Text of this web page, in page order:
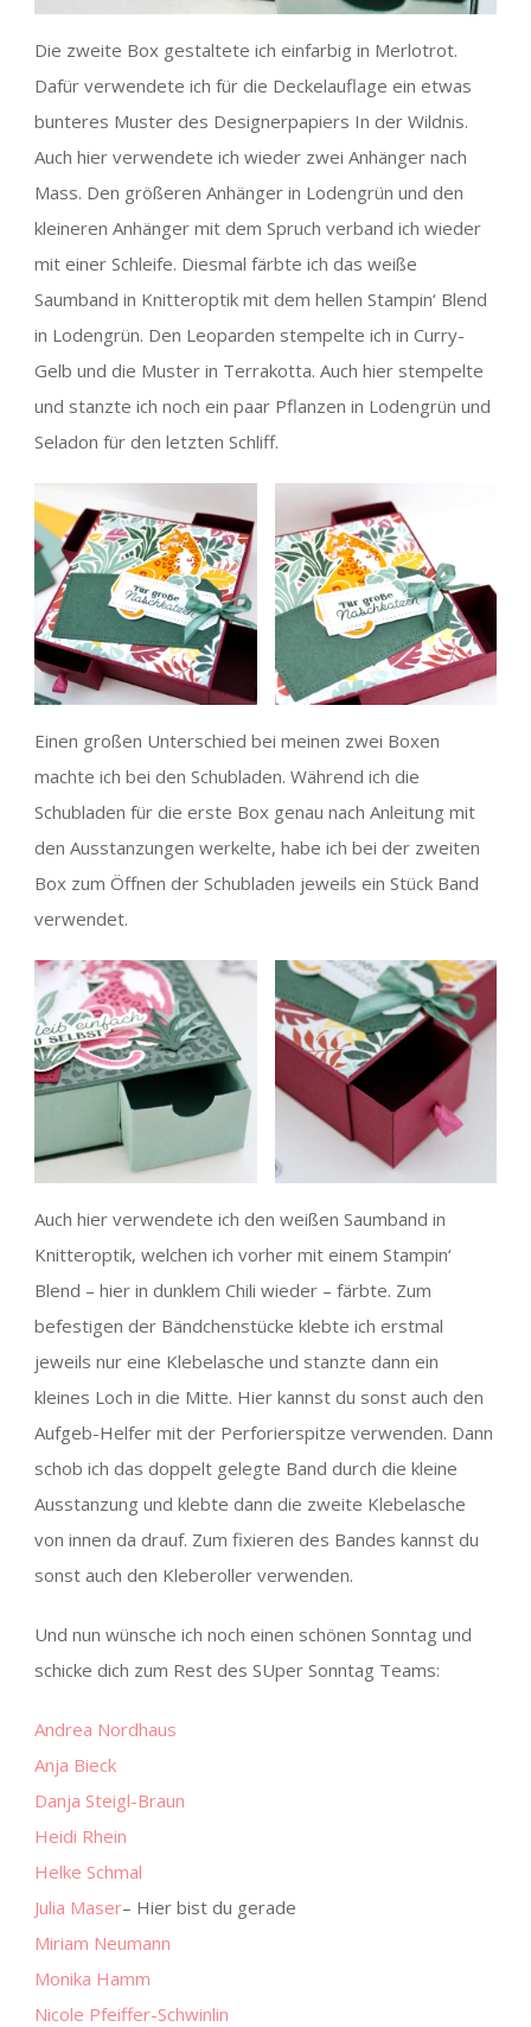
Die zweite Box gestaltete ich einfarbig in Merlotrot.
Dafür verwendete ich für die Deckelauflage ein etwas
bunteres Muster des Designerpapiers In der Wildnis.
Auch hier verwendete ich wieder zwei Anhänger nach
Mass. Den größeren Anhänger in Lodengrün und den
kleineren Anhänger mit dem Spruch verband ich wieder
mit einer Schleife. Diesmal färbte ich das weiße
Saumband in Knitteroptik mit dem hellen Stampin‘ Blend
in Lodengrün. Den Leoparden stempelte ich in Curry-
Gelb und die Muster in Terrakotta. Auch hier stempelte
und stanzte ich noch ein paar Pflanzen in Lodengrün und
Seladon für den letzten Schliff.
Einen großen Unterschied bei meinen zwei Boxen
machte ich bei den Schubladen. Während ich die
Schubladen für die erste Box genau nach Anleitung mit
den Ausstanzungen werkelte, habe ich bei der zweiten
Box zum Öffnen der Schubladen jeweils ein Stück Band
verwendet.
Auch hier verwendete ich den weißen Saumband in
Knitteroptik, welchen ich vorher mit einem Stampin‘
Blend – hier in dunklem Chili wieder – färbte. Zum
befestigen der Bändchenstücke klebte ich erstmal
jeweils nur eine Klebelasche und stanzte dann ein
kleines Loch in die Mitte. Hier kannst du sonst auch den
Aufgeb-Helfer mit der Perforierspitze verwenden. Dann
schob ich das doppelt gelegte Band durch die kleine
Ausstanzung und klebte dann die zweite Klebelasche
von innen da drauf. Zum fixieren des Bandes kannst du
sonst auch den Kleberoller verwenden.
Und nun wünsche ich noch einen schönen Sonntag und
schicke dich zum Rest des SUper Sonntag Teams:
Andrea Nordhaus
Anja Bieck
Danja Steigl-Braun
Heidi Rhein
Helke Schmal
Julia Maser– Hier bist du gerade
Miriam Neumann
Monika Hamm
Nicole Pfeiffer-Schwinlin